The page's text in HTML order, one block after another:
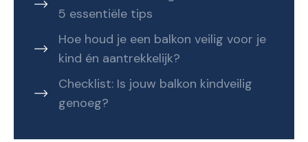
5 essentiële tips
Hoe houd je een balkon veilig voor je
kind én aantrekkelijk?
Checklist: Is jouw balkon kindveilig
genoeg?